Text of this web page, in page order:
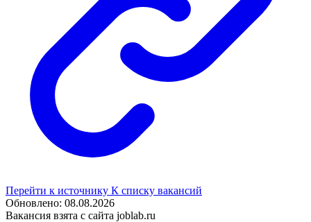
Перейти к источнику К списку вакансий
Обновлено: 08.08.2026
Вакансия взята с сайта joblab.ru